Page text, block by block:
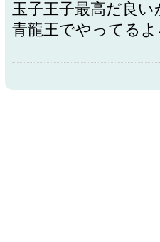
玉子王子最高だ良
青龍王でやってるよ